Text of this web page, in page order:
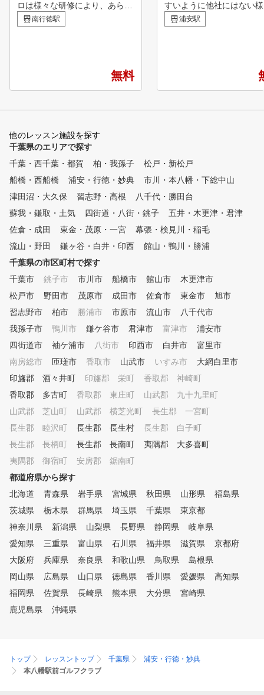
ロは様々な研修により、あらゆ
る方面から生徒様の上達をサポ
ートしています！ ビギナーか
弾道測定器・シミュレーターを
出します。 ■POINT２ スイン
ロは最新のスイング理論を元に
、お客様のスイングに合った最
適のスイング理論をご提案する
ことで上達をサポートします。
■POINT３ クラブフィッティ
ング 現在のクラブが合ってい
いたします。また、次のステッ
プに向けて使うべきクラブも合
わせてご提案いたします。 ■P
OINT４ 筋力・柔軟性 ゴルフ
に必要な筋力は他のスポーツと
異なって限られています。ご自
グメニューも合わせて提案しま
す。 ■POINT５ コースマネジ
メント ほとんどのゴルファー
がこの部分でスコアをロスして
います。スコアアップに重要な
コースマネジメントやメンタル
たします。
南行徳駅
無料
すいように他社にはない
サービスをご用意してお
。 【当店の特徴】 ・月額5,000
を導入しコースと同様の
ン ・使いきれなかったレ
し） ・キャディバック置
を無料 ・キャディバック
国どこでも3500円配送サ
ス 当店は初心者や若い方もと
となっています。 まずは
無料体験レッスンにお越
さい！
浦安駅
他のレッスン施設を探す
千葉県のエリアで探す
千葉・西千葉・都賀
柏・我孫子
松戸・新松戸
船橋・西船橋
浦安・行徳・妙典
市川・本八幡・下総中山
津田沼・大久保
習志野・高根
八千代・勝田台
蘇我・鎌取・土気
四街道・八街・銚子
五井・木更津・君津
佐倉・成田
東金・茂原・一宮
幕張・検見川・稲毛
流山・野田
鎌ヶ谷・白井・印西
館山・鴨川・勝浦
千葉県の市区町村で探す
千葉市
銚子市 市川市 船橋市 館山市
木更津市
松戸市
野田市 茂原市 成田市 佐倉市 東金市
旭市
習志野市
柏市 勝浦市 市原市 流山市
八千代市
我孫子市
鴨川市 鎌ケ谷市 君津市 富津市
浦安市
四街道市
袖ケ浦市 八街市 印西市 白井市
富里市
南房総市
匝瑳市 香取市 山武市 いすみ市
大網白里市
印旛郡 酒々井町
印旛郡 栄町
香取郡 神崎町
香取郡 多古町
香取郡 東庄町
山武郡 九十九里町
山武郡 芝山町
山武郡 横芝光町
長生郡 一宮町
長生郡 睦沢町
長生郡 長生村
長生郡 白子町
長生郡 長柄町
長生郡 長南町
夷隅郡 大多喜町
夷隅郡 御宿町
安房郡 鋸南町
都道府県から探す
北海道
青森県 岩手県 宮城県 秋田県 山形県
福島県
茨城県
栃木県 群馬県 埼玉県 千葉県
東京都
神奈川県
新潟県 山梨県 長野県 静岡県
岐阜県
愛知県
三重県 富山県 石川県 福井県 滋賀県
京都府
大阪府
兵庫県 奈良県 和歌山県 鳥取県
島根県
岡山県
広島県 山口県 徳島県 香川県 愛媛県
高知県
福岡県
佐賀県 長崎県 熊本県 大分県
宮崎県
鹿児島県
沖縄県
トップ レッスントップ 千葉県
浦安・行徳・妙典
本八幡駅前ゴルフクラブ